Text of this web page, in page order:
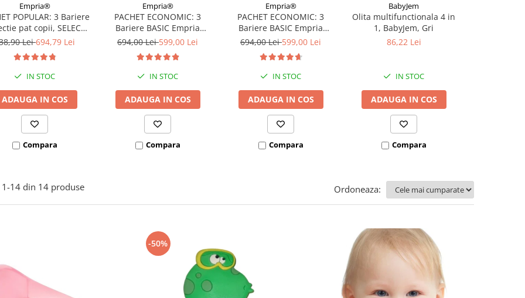
Empria®
POPULAR: 3 Bariere
pat copii, SELECT,
160x200 cm
Lei694,79 Lei
IN STOC
ADAUGA IN COS
Compara
Empria®
PACHET ECONOMIC: 3
Bariere BASIC Empria
protectie pat 160X200 cm +
694,00 Lei599,00 Lei
IN STOC
ADAUGA IN COS
Compara
Empria®
PACHET ECONOMIC: 3
Bariere BASIC Empria
protectie pat 180X200 cm +
694,00 Lei599,00 Lei
IN STOC
ADAUGA IN COS
Compara
BabyJem
Olita multifunctionala 4 in
1, BabyJem, Gri
86,22 Lei
IN STOC
ADAUGA IN COS
Compara
1-14 din 14 produse Ordoneaza:
-50%